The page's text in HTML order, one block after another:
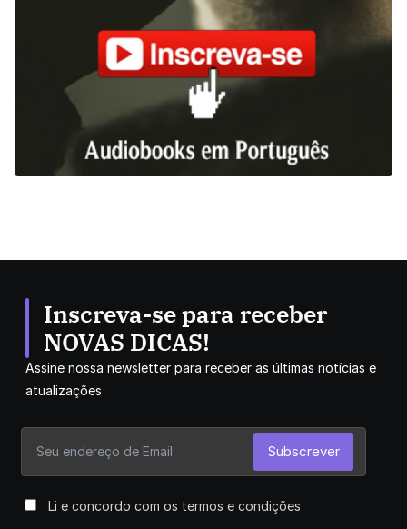
Inscreva-se para receber
NOVAS DICAS!
Assine nossa newsletter para receber as últimas notícias e
atualizações
Li e concordo com os termos e condições
Subscrever